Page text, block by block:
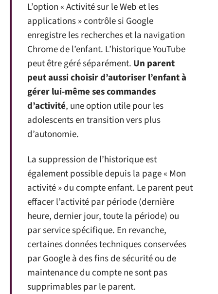
L’option « Activité sur le Web et les
applications » contrôle si Google
enregistre les recherches et la navigation
Chrome de l’enfant. L’historique YouTube
peut être géré séparément. Un parent
peut aussi choisir d’autoriser l’enfant à
gérer lui-même ses commandes
d’activité, une option utile pour les
adolescents en transition vers plus
d’autonomie.
La suppression de l’historique est
également possible depuis la page « Mon
activité » du compte enfant. Le parent peut
effacer l’activité par période (dernière
heure, dernier jour, toute la période) ou
par service spécifique. En revanche,
certaines données techniques conservées
par Google à des fins de sécurité ou de
maintenance du compte ne sont pas
supprimables par le parent.